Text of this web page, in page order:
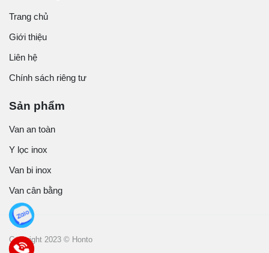
Trang chủ
Giới thiệu
Liên hệ
Chính sách riêng tư
Sản phẩm
Van an toàn
Y lọc inox
Van bi inox
Van cân bằng
Copyright 2023 © Honto